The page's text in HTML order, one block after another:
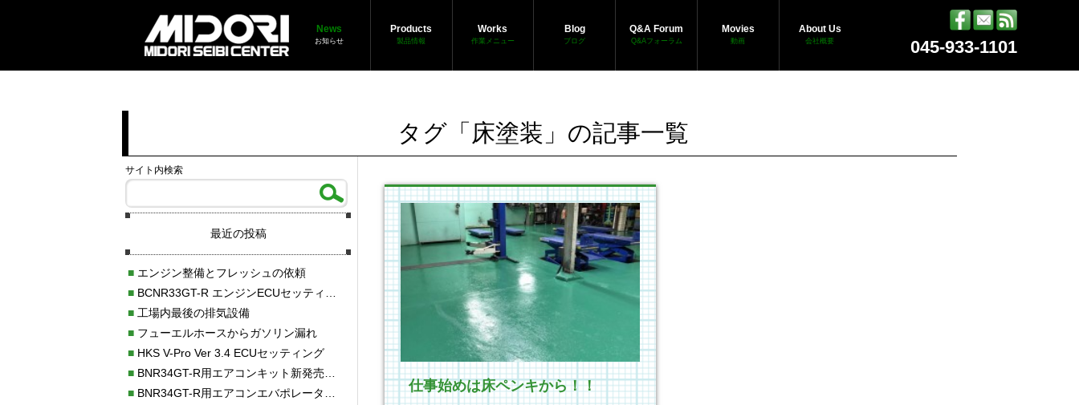
News
お知らせ
Products
製品情報
Works
作業メニュー
Blog
ブログ
Q&A Forum
Q&Aフォーラム
Movies
動画
About Us
会社概要 045-933-1101
タグ「床塗装」の記事一覧
仕事始めは床ペンキから！！
サイト内検索
最近の投稿
■エンジン整備とフレッシュの依頼
■BCNR33GT-R エンジンECUセッティング調整
■工場内最後の排気設備
■フューエルホースからガソリン漏れ
■HKS V-Pro Ver 3.4 ECUセッティング
■BNR34GT-R用エアコンキット新発売！！
■BNR34GT-R用エアコンエバポレーターを新発売！！